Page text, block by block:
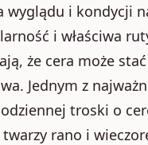
wyglądu i kondycji
i właściwa
że cera może
Jednym z
troski o
twarzy rano i